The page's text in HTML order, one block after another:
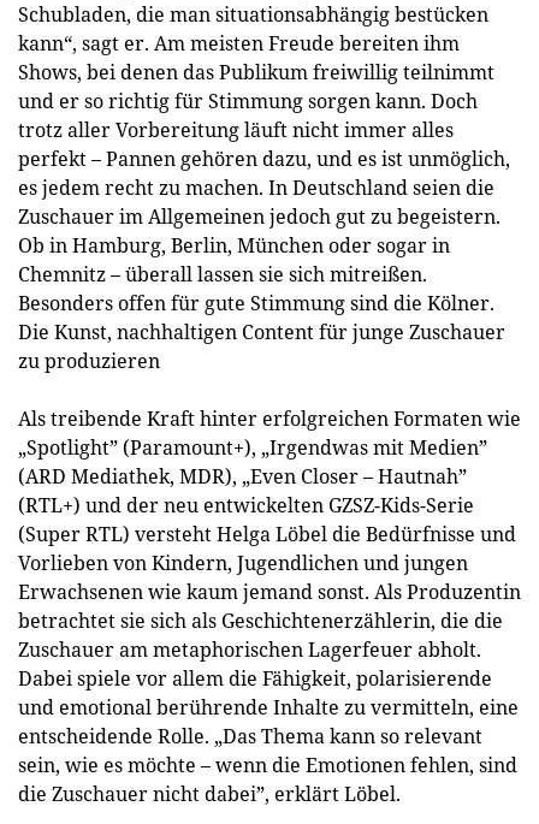
Schubladen, die man situationsabhängig bestücken
kann“, sagt er. Am meisten Freude bereiten ihm
Shows, bei denen das Publikum freiwillig teilnimmt
und er so richtig für Stimmung sorgen kann. Doch
trotz aller Vorbereitung läuft nicht immer alles
perfekt – Pannen gehören dazu, und es ist unmöglich,
es jedem recht zu machen. In Deutschland seien die
Zuschauer im Allgemeinen jedoch gut zu begeistern.
Ob in Hamburg, Berlin, München oder sogar in
Chemnitz – überall lassen sie sich mitreißen.
Besonders offen für gute Stimmung sind die Kölner.
Die Kunst, nachhaltigen Content für junge Zuschauer
zu produzieren
Als treibende Kraft hinter erfolgreichen Formaten wie
„Spotlight” (Paramount+), „Irgendwas mit Medien”
(ARD Mediathek, MDR), „Even Closer – Hautnah”
(RTL+) und der neu entwickelten GZSZ-Kids-Serie
(Super RTL) versteht Helga Löbel die Bedürfnisse und
Vorlieben von Kindern, Jugendlichen und jungen
Erwachsenen wie kaum jemand sonst. Als Produzentin
betrachtet sie sich als Geschichtenerzählerin, die die
Zuschauer am metaphorischen Lagerfeuer abholt.
Dabei spiele vor allem die Fähigkeit, polarisierende
und emotional berührende Inhalte zu vermitteln, eine
entscheidende Rolle. „Das Thema kann so relevant
sein, wie es möchte – wenn die Emotionen fehlen, sind
die Zuschauer nicht dabei”, erklärt Löbel.